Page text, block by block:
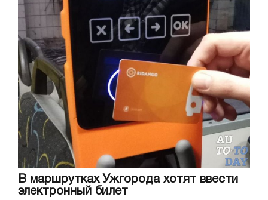
В маршрутках Ужгорода хотят ввести
электронный билет